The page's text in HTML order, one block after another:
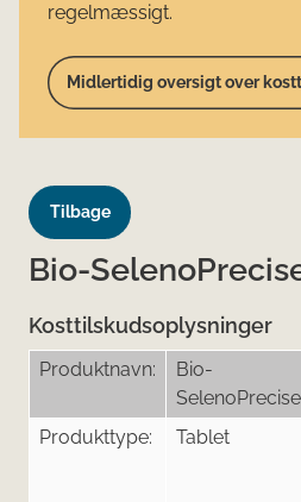
regelmæssigt.
Midlertidig oversigt over
Tilbage
Bio-
Kosttilskudsoplysninger
Produktnavn:
Bio-
SelenoPrecise
Produkttype: Tablet